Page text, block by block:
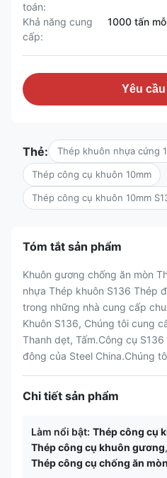
toán:
Khả năng cung
cấp:
1000 tấn
Yêu
Thẻ: Thép khuôn nhựa cứng
Thép công cụ khuôn 10mm
Thép công cụ khuôn 10mm
Tóm tắt sản phẩm
Khuôn gương chống ăn mòn
nhựa Thép khuôn S136 Thép
trong những nhà cung cấp
Khuôn S136, Chúng tôi cung
Thanh dẹt, Tấm.Công cụ
đông của Steel China.Chúng
Chi tiết sản phẩm
Làm nổi bật: Thép công cụ
Thép công cụ khuôn gương,
Thép công cụ chống ăn mòn